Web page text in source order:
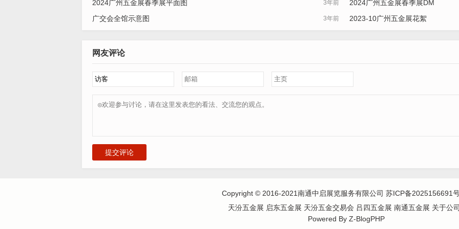
AB25 泰州振苏机电有限公司
AB26 温岭市欧凯机电有限公司
AC02A 南通讯博信息科技有限公司
AC03 南通点大气动科技有限公司
AC06 盐城市喜得宝测绘科技有限公司
3年前
2024广州五金展春季展平面图 2024广州五金展春季展DM
3年前
广交会全馆示意图 2023-10广州五金展花絮
网友评论
提交评论
Copyright © 2016-2021南通中启展览服务有限公司 苏ICP备2025156691
天汾五金展 启东五金展 天汾五金交易会 吕四五金展 南通五金展 关于公司
Powered By Z-BlogPHP